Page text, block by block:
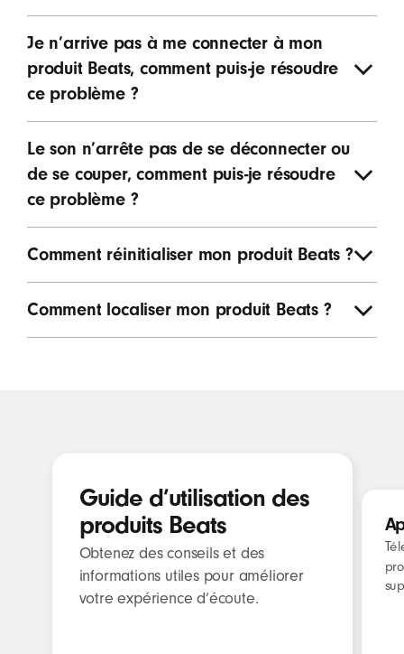
Je n’arrive pas à me connecter à mon
produit Beats, comment puis-je résoudre
ce problème ?
Le son n’arrête pas de se déconnecter ou
de se couper, comment puis-je résoudre
ce problème ?
Comment réinitialiser mon produit Beats ?
Comment localiser mon produit Beats ?
Guide d’utilisation des
produits Beats
Obtenez des conseils et des
informations utiles pour améliorer
votre expérience d’écoute.